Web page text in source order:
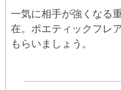
一気に相手が強くなる
在。ポエティックフレ
もらいましょう。